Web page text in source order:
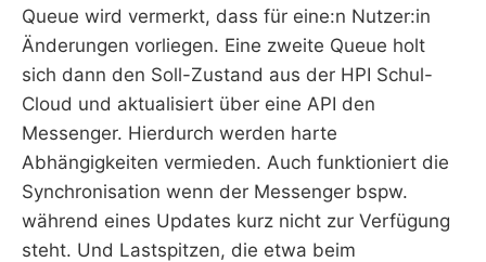
Queue wird vermerkt, dass für eine:n Nutzer:in
Änderungen vorliegen. Eine zweite Queue holt
sich dann den Soll-Zustand aus der HPI Schul-
Cloud und aktualisiert über eine API den
Messenger. Hierdurch werden harte
Abhängigkeiten vermieden. Auch funktioniert die
Synchronisation wenn der Messenger bspw.
während eines Updates kurz nicht zur Verfügung
steht. Und Lastspitzen, die etwa beim